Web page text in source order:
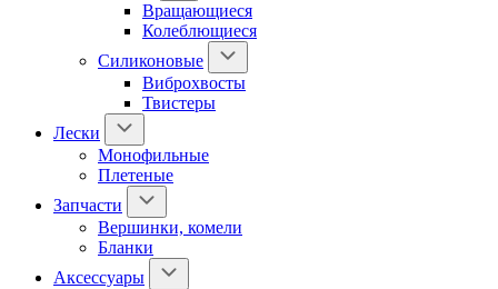
Вращающиеся
Колеблющиеся
Силиконовые
Виброхвосты
Твистеры
Лески
Монофильные
Плетеные
Запчасти
Вершинки, комели
Бланки
Аксессуары